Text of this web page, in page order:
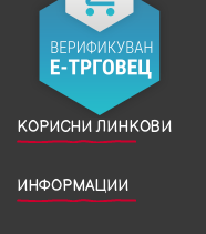
КОРИСНИ ЛИНКОВИ
ИНФОРМАЦИИ